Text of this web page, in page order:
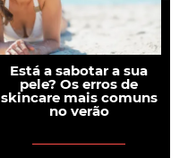
Está a sabotar a sua
pele? Os erros de
skincare mais comuns
no verão